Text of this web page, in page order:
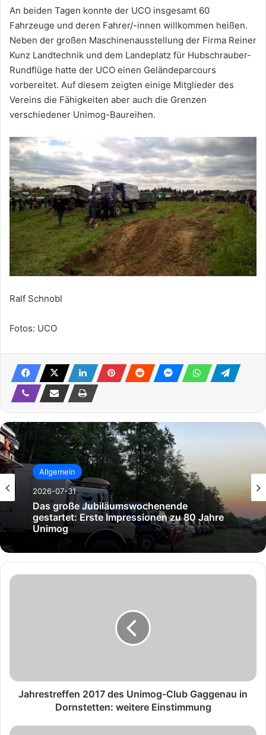
An beiden Tagen konnte der UCO insgesamt 60
Fahrzeuge und deren Fahrer/-innen willkommen heißen.
Neben der großen Maschinenausstellung der Firma Reiner
Kunz Landtechnik und dem Landeplatz für Hubschrauber-
Rundflüge hatte der UCO einen Geländeparcours
vorbereitet. Auf diesem zeigten einige Mitglieder des
Vereins die Fähigkeiten aber auch die Grenzen
verschiedener Unimog-Baureihen.
Ralf Schnobl
Fotos: UCO
Allgemein
2026-07-31
Allgemein
2026-07-30
80 Jahre Unimog – Das große
Jubiläumswochenende zur Feier der
Legende
J
e
n
Jahrestreffen 2017 des Unimog-Club Gaggenau in
Dornstetten: weitere Einstimmung
U